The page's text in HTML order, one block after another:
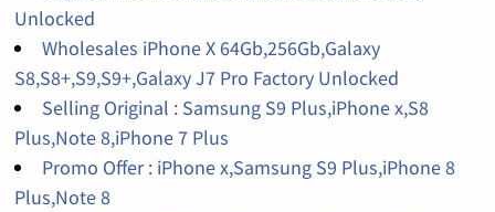
Unlocked
Wholesales iPhone X 64Gb,256Gb,Galaxy
S8,S8+,S9,S9+,Galaxy J7 Pro Factory Unlocked
Selling Original : Samsung S9 Plus,iPhone x,S8
Plus,Note 8,iPhone 7 Plus
Promo Offer : iPhone x,Samsung S9 Plus,iPhone 8
Plus,Note 8